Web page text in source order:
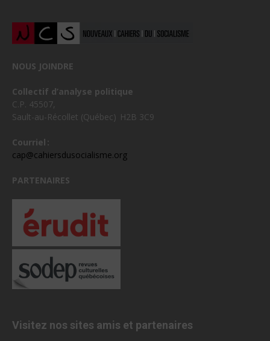
NOUS JOINDRE
Collectif d’analyse politique
C.P. 45507,
Sault-au-Récollet (Québec) H2B 3C9
Courriel :
cap@cahiersdusocialisme.org
PARTENAIRES
Visitez nos sites amis et partenaires